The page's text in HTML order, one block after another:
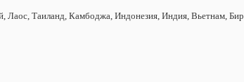
Таиланд, Камбоджа, Индонезия, Индия, Вьетнам,